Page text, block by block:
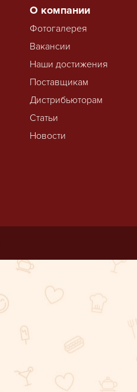
О компании
Фотогалерея
Вакансии
Наши достижения
Поставщикам
Дистрибьюторам
Статьи
Новости